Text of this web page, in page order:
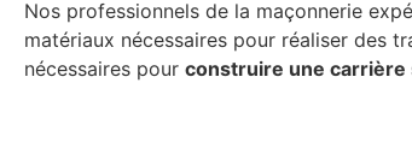
Nos professionnels de la maçonnerie
matériaux nécessaires pour réaliser des
nécessaires pour construire une carrière